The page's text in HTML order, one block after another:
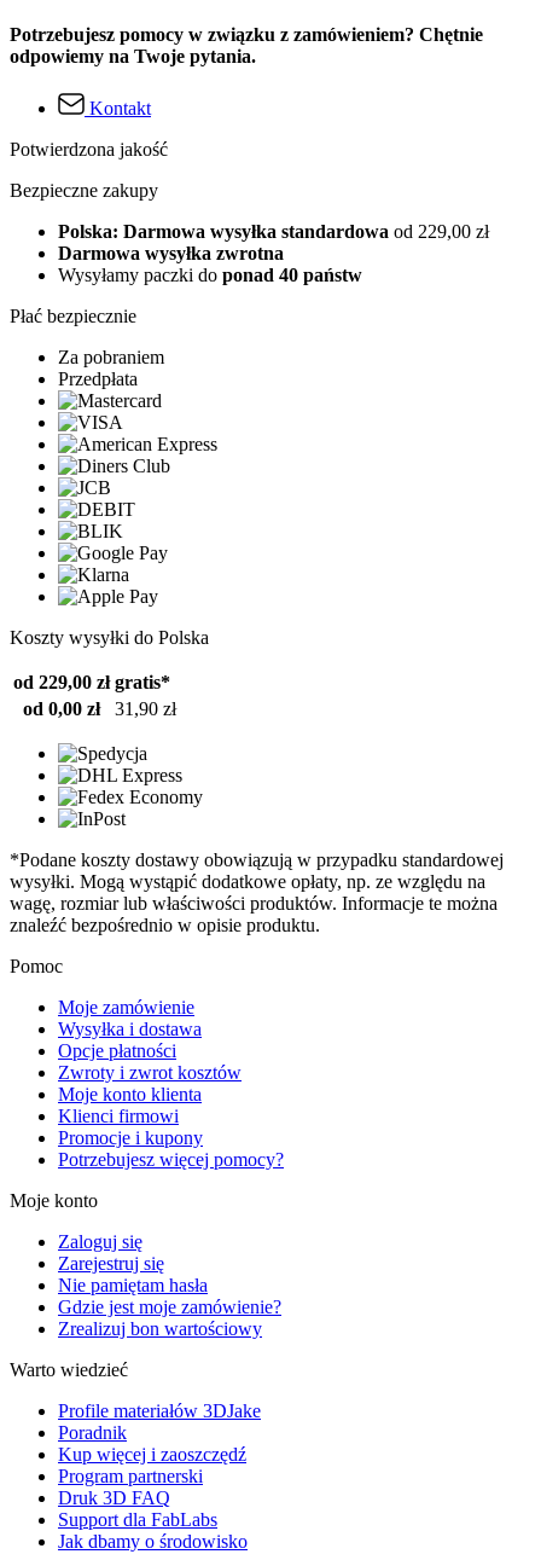
Potrzebujesz pomocy w związku z zamówieniem? Chętnie
odpowiemy na Twoje pytania.
Kontakt
Potwierdzona jakość
Bezpieczne zakupy
Polska: Darmowa wysyłka standardowa od 229,00 zł
Darmowa wysyłka zwrotna
Wysyłamy paczki do ponad 40 państw
Płać bezpiecznie
Za pobraniem
Przedpłata
Koszty wysyłki do Polska
od 229,00 zł gratis*
od 0,00 zł
31,90 zł
*Podane koszty dostawy obowiązują w przypadku standardowej
wysyłki. Mogą wystąpić dodatkowe opłaty, np. ze względu na
wagę, rozmiar lub właściwości produktów. Informacje te można
znaleźć bezpośrednio w opisie produktu.
Pomoc
Moje zamówienie
Wysyłka i dostawa
Opcje płatności
Zwroty i zwrot kosztów
Moje konto klienta
Klienci firmowi
Promocje i kupony
Potrzebujesz więcej pomocy?
Moje konto
Zaloguj się
Zarejestruj się
Nie pamiętam hasła
Gdzie jest moje zamówienie?
Zrealizuj bon wartościowy
Warto wiedzieć
Profile materiałów 3DJake
Poradnik
Kup więcej i zaoszczędź
Program partnerski
Druk 3D FAQ
Support dla FabLabs
Jak dbamy o środowisko